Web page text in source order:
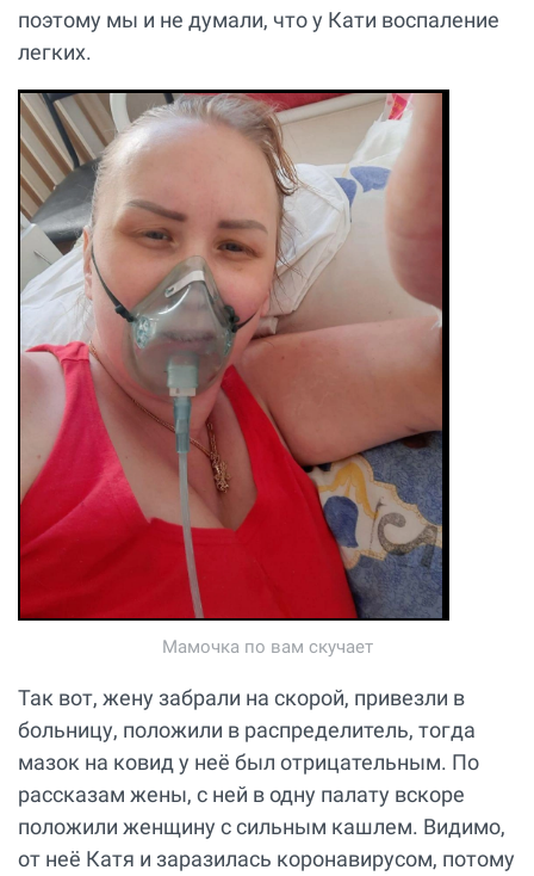
поэтому мы и не думали, что у Кати воспаление
легких.
Мамочка по вам скучает
Так вот, жену забрали на скорой, привезли в
больницу, положили в распределитель, тогда
мазок на ковид у неё был отрицательным. По
рассказам жены, с ней в одну палату вскоре
положили женщину с сильным кашлем. Видимо,
от неё Катя и заразилась коронавирусом, потому